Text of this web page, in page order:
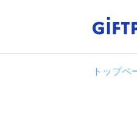
トップペ